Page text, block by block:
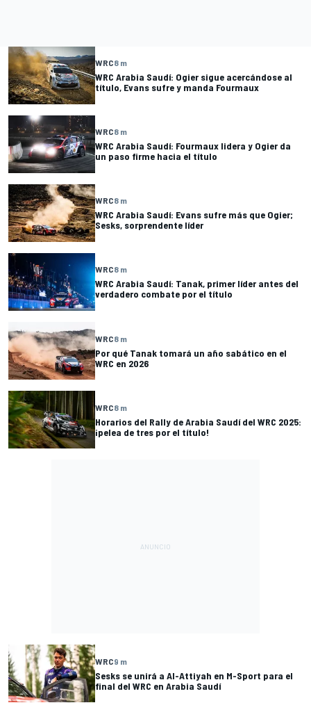
WRC8 m
WRC Arabia Saudí: Ogier sigue acercándose al
título, Evans sufre y manda Fourmaux
WRC8 m
WRC Arabia Saudí: Fourmaux lidera y Ogier da
un paso firme hacia el título
WRC8 m
WRC Arabia Saudí: Evans sufre más que Ogier;
Sesks, sorprendente líder
WRC8 m
WRC Arabia Saudí: Tanak, primer líder antes del
verdadero combate por el título
WRC8 m
Por qué Tanak tomará un año sabático en el
WRC en 2026
WRC8 m
Horarios del Rally de Arabia Saudí del WRC 2025:
¡pelea de tres por el título!
WRC9 m
Sesks se unirá a Al-Attiyah en M-Sport para el
final del WRC en Arabia Saudí